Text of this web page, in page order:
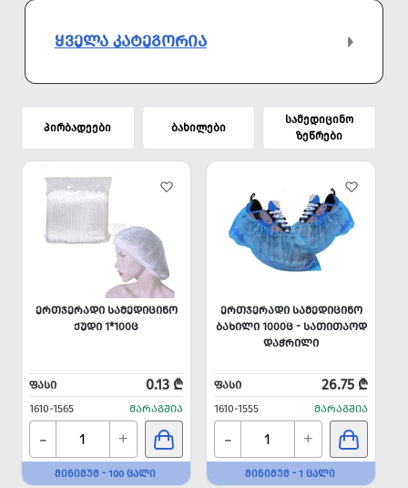
ᲧᲕᲔᲚᲐ ᲙᲐᲢᲔᲒᲝᲠᲘᲐ
პირბადეები ბახილები
სამედიცინო
ზეწრები
ᲔᲠᲗᲯᲔᲠᲐᲓᲘ ᲡᲐᲛᲔᲓᲘᲪᲘᲜᲝ
ᲥᲣᲓᲘ 1*100Ც
ᲤᲐᲡᲘ 0.13 ₾
1610-1565 ᲛᲐᲠᲐᲒᲨᲘᲐ
- +
ᲛᲘᲜᲘᲛᲣᲛ - 100 ᲪᲐᲚᲘ
ᲔᲠᲗᲯᲔᲠᲐᲓᲘ ᲡᲐᲛᲔᲓᲘᲪᲘᲜᲝ
ᲑᲐᲮᲘᲚᲘ 1000Ც - ᲡᲐᲗᲘᲗᲐᲝᲓ
ᲓᲐᲭᲠᲘᲚᲘ
ᲤᲐᲡᲘ 26.75 ₾
1610-1555 ᲛᲐᲠᲐᲒᲨᲘᲐ
- +
ᲛᲘᲜᲘᲛᲣᲛ - 1 ᲪᲐᲚᲘ